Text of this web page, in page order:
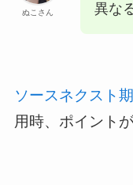
ぬこさん
異な
ソースネクスト
用時、ポイント